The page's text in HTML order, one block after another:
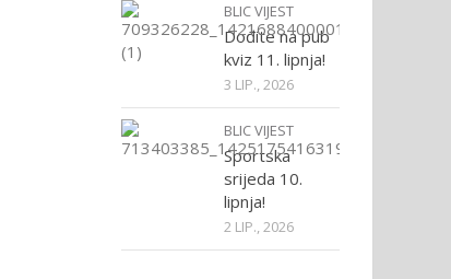
BLIC VIJEST
Dođite na pub
kviz 11. lipnja!
3 LIP., 2026
BLIC VIJEST
Sportska
srijeda 10.
lipnja!
2 LIP., 2026